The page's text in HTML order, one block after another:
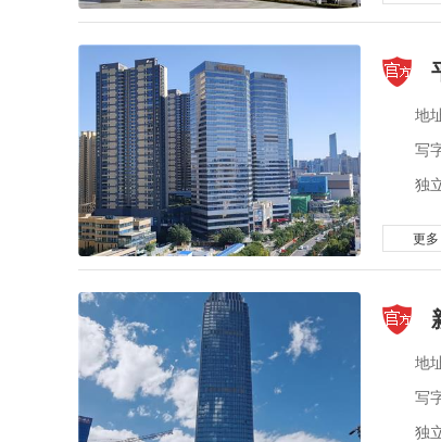
地
写
独
更多
地
写
独